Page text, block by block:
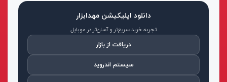
دانلود اپلیکیشن مهدابزار
تجربه خرید سریع‌تر و آسان‌تر در موبایل
دریافت از بازار
سیستم اندروید